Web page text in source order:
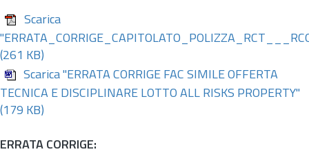
Scarica
(261 KB)
Scarica "ERRATA CORRIGE FAC SIMILE OFFERTA
TECNICA E DISCIPLINARE LOTTO ALL RISKS PROPERTY"
(179 KB)
ERRATA CORRIGE: